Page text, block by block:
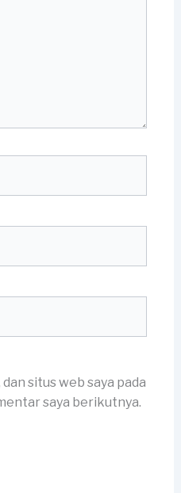
situs web saya pada
saya berikutnya.